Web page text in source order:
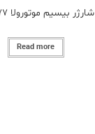
شارژر بیسیم موتورولا MT777
Read more